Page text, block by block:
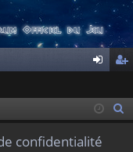
ne cri
confidentialité